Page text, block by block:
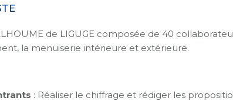
de LIGUGE composée de 40
la menuiserie intérieure et extérieure.
: Réaliser le chiffrage et rédiger les